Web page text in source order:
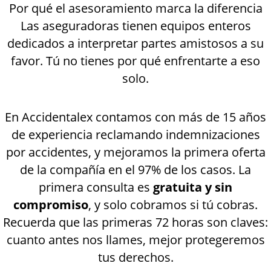
Por qué el asesoramiento marca la diferencia
Las aseguradoras tienen equipos enteros
dedicados a interpretar partes amistosos a su
favor. Tú no tienes por qué enfrentarte a eso
solo.
En Accidentalex contamos con más de 15 años
de experiencia reclamando indemnizaciones
por accidentes, y mejoramos la primera oferta
de la compañía en el 97% de los casos. La
primera consulta es gratuita y sin
compromiso, y solo cobramos si tú cobras.
Recuerda que las primeras 72 horas son claves:
cuanto antes nos llames, mejor protegeremos
tus derechos.